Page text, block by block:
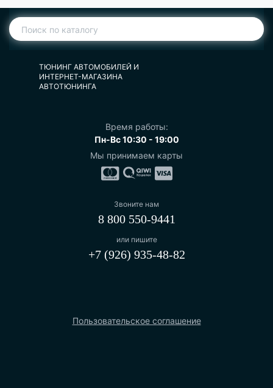
ТЮНИНГ АВТОМОБИЛЕЙ И
ИНТЕРНЕТ-МАГАЗИНА
АВТОТЮНИНГА
Время работы:
Пн-Вс 10:30 - 19:00
Мы принимаем карты
Звоните нам
8 800 550-9441
Пользовательское соглашение
или пишите
+7 (926) 935-48-82